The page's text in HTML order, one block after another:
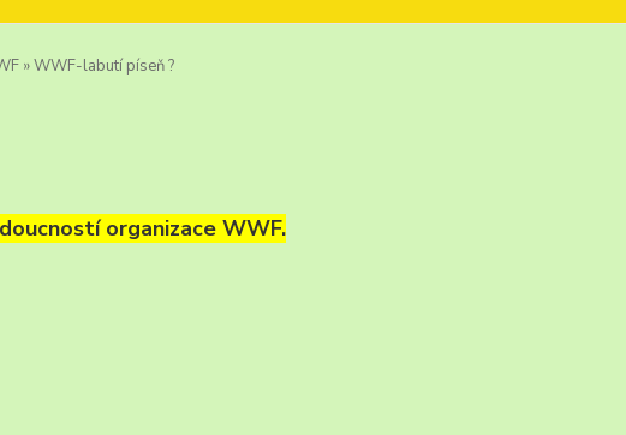
» WWF-labutí píseň ?
organizace WWF.